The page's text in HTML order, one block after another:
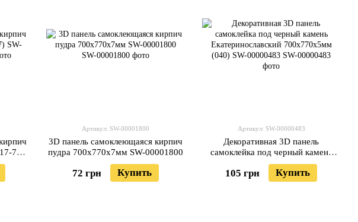
7)
Артикул: SW-00001800
3D панель самоклеющаяся кирпич
пудра 700х770х7мм SW-00001800
72 грн Купить
Артикул: SW-00000483
Декоративная 3D панель
самоклейка под черный камень
Екатеринославский 700x770x5мм
(040) SW-00000483
105 грн Купить